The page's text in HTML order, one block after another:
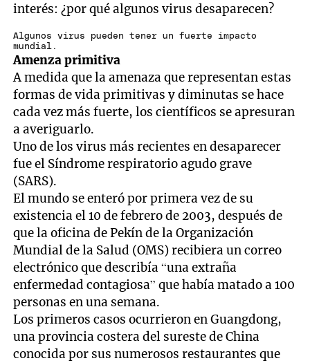
interés: ¿por qué algunos virus desaparecen?
Algunos virus pueden tener un fuerte impacto
mundial.
Amenza primitiva
A medida que la amenaza que representan estas
formas de vida primitivas y diminutas se hace
cada vez más fuerte, los científicos se apresuran
a averiguarlo.
Uno de los virus más recientes en desaparecer
fue el Síndrome respiratorio agudo grave
(SARS).
El mundo se enteró por primera vez de su
existencia el 10 de febrero de 2003, después de
que la oficina de Pekín de la Organización
Mundial de la Salud (OMS) recibiera un correo
electrónico que describía “una extraña
enfermedad contagiosa” que había matado a 100
personas en una semana.
Los primeros casos ocurrieron en Guangdong,
una provincia costera del sureste de China
conocida por sus numerosos restaurantes que